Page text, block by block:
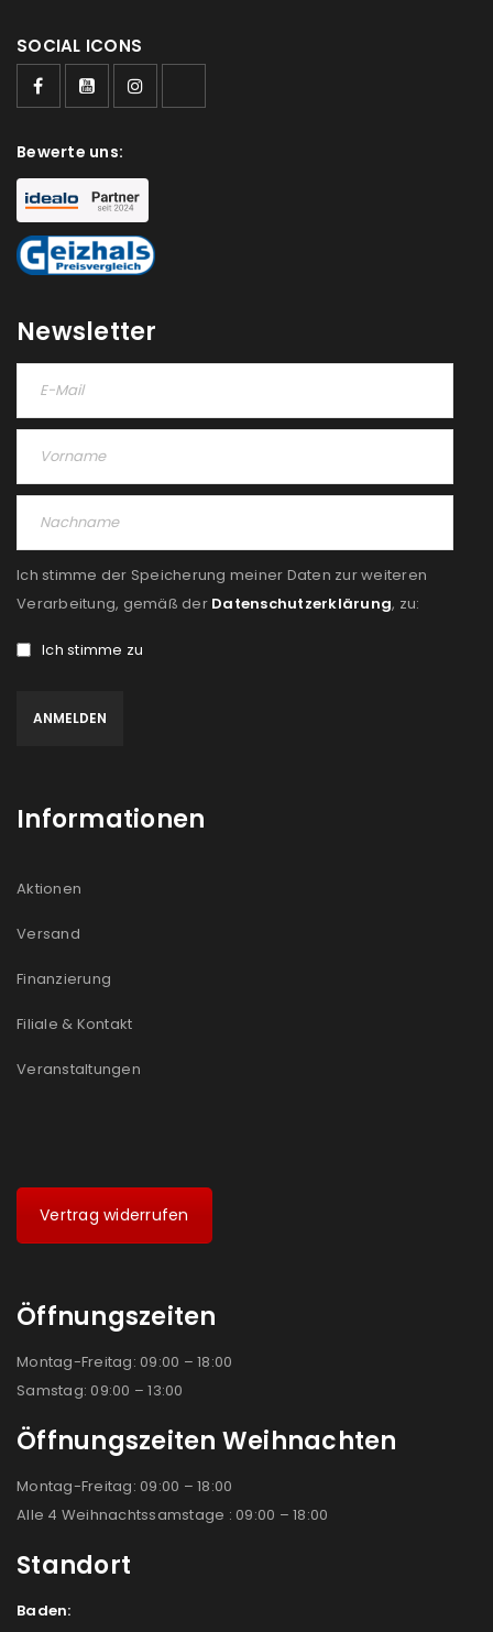
SOCIAL ICONS
Bewerte uns:
Newsletter
Ich stimme der Speicherung meiner Daten zur weiteren
Verarbeitung, gemäß der Datenschutzerklärung, zu:
Ich stimme zu
Informationen
Aktionen
Versand
Finanzierung
Filiale & Kontakt
Veranstaltungen
Vertrag widerrufen
Öffnungszeiten
Montag-Freitag: 09:00 – 18:00
Samstag: 09:00 – 13:00
Öffnungszeiten Weihnachten
Montag-Freitag: 09:00 – 18:00
Alle 4 Weihnachtssamstage : 09:00 – 18:00
Standort
Baden: